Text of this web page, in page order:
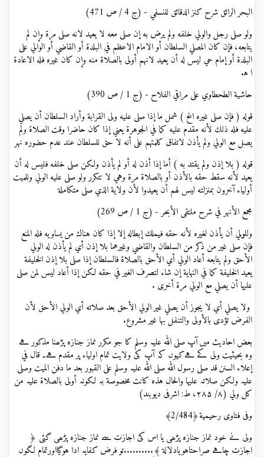
البحر الرائق شرح كنز الدقائق للنسفي - (ج 4 / ص 471)
ولو صلى رجل والولي خلفه ولم يرض به إن صلى معه لا يعيد لانه صلى مرة وإن لم
يتابعه، فإن كان المصلي السلطان أو الامام الاعظم في البلدة أو القاضي أو الوالي على
البلدة أو إمام حي ليس له أن يعيد لانهم أولى بالصلاة منه وإن كان غيره فله الاعادة
ا ه‍.
حاشية الطحطاوي على مراقي الفلاح - (ج 1 / ص 390)
قوله ( فإن صلى غيره الخ ) شمل ما إذا صلى عليه ولى القرابة وأراد السلطان أن يصلي
عليه فله ذلك لأنه مقدم عليه كما في الجوهرة يعني إذا كان حاضرا وقت الصلاة ولم
يصل مع الولي ولم يأذن لاتفاق كلمتهم على أنه لا حق للسلطان عند عدم حضوره نهر
قوله ( بلا إذن ولم يقتد به ) أما إذا أذن له أو لم يأذن ولكن صلى خلفه فليس له أن
يعيد لأنه سقط حقه بالأذن أو بالصلاة مرة وهي لا تتكرر ولو صلى عليه الولي وللميت
أولياء آخرون بمنزلته ليس لهم أن يعيدوا لأن ولاية الذي صلى متكاملة
مجمع الأنهر في شرح ملتقى الأبحر - (ج 1 / ص 269)
وللولي أن يأذن لغيره لأنه حقه فيملك إبطاله إلا إذا كان هناك من يساويه فله المنع
فإن صلى غير من ذكر من السلطان والقاضي وغيرهما بلا إذن أي لم يأذن له الولي
الأحق ولم يتابعه أعاد الولي أي الأحق بالصلاة فالسلطان إذا صلى بلا إذن الخليفة
يعيد الخليفة كما في النهاية إن شاء لتصرف الغير في حقه لكن إذا أعاد ليس لمن صلى
عليها أن يصلي مع الولي مرة أخرى .
ولا يصلي أي لا يجوز أن يصلي غير الولي الأحق بعد صلاته أي الولي الأحق لأن
الفرض تؤدى بالأولى والتنفل بها غير مشروع.
بعض احادیث میں آپ صلی اللہ علیہ وسلم کا جو مکرر نماز جنازہ پڑھنا مذکور ہے
وہ بحیثیت ولی کے ہےکیوں کہ آپ کی ولایت تمام اولیاء پر مقدم ہے۔ قال في
إعلاء السنن قد صلی رسول اللہ صلی اللہ علیہ وسلم علی القبور بعد ما دفن المیت وصلی
علیہ ولکن صلاتہ علیہا والحال هذہ کانت مخصوصة بہ لکونہ أولی بالصلاة علیہ من
کل ولي (۸/ ۲۸۵، ط: اشرفی دیوبند)
وفی فتاوی رحیمیة﴿2/484﴾
ولی نے خود نماز جنازہ پڑھی یا اس کی اجازت سے نماز جنازہ پڑھی گئی ﴿
اجازت چاہے صراحتاہویادلالة ﴾..........تو فرض کفایہ ادا ہوگیااورتمام لگوں